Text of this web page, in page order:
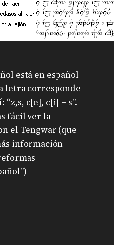
está en español
letra corresponde
“z,s, c[e], c[i] = s”.
fácil ver la
el Tengwar (que
información